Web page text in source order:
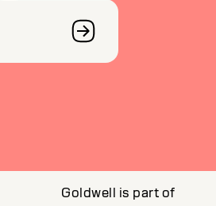
Goldwell is part of